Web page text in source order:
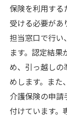
保険を利用する
受ける必要があ
担当窓口で行い
ます。認定結
め、引っ越し
めします。また
介護保険の申
付けています。